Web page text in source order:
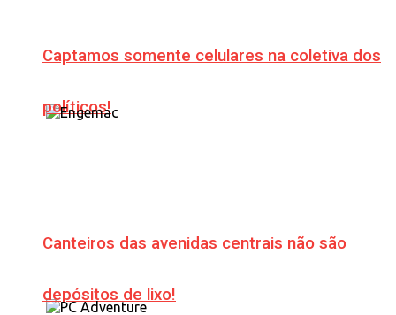
Captamos somente celulares na coletiva dos
políticos!
Canteiros das avenidas centrais não são
depósitos de lixo!